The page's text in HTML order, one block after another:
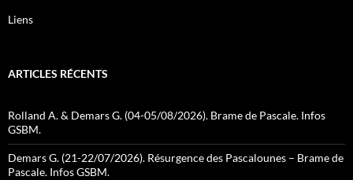
Liens
ARTICLES RÉCENTS
Rolland A. & Demars G. (04-05/08/2026). Brame de Pascale. Infos
GSBM.
Demars G. (21-22/07/2026). Résurgence des Pascalounes – Brame de
Pascale. Infos GSBM.